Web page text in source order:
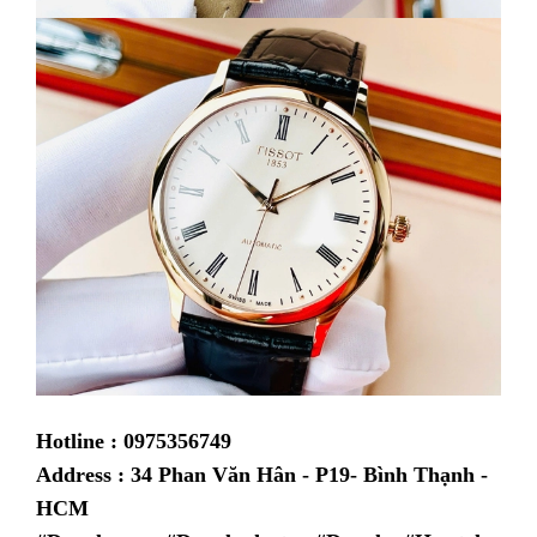
Hotline : 0975356749
Address : 34 Phan Văn Hân - P19- Bình Thạnh -
HCM